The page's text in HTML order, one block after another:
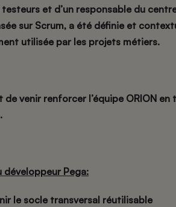
et d’un responsable du
sur Scrum, a été définie et
utilisée par les projets métiers.
de venir renforcer l’équipe ORION en
Pega:
le socle transversal réutilisable